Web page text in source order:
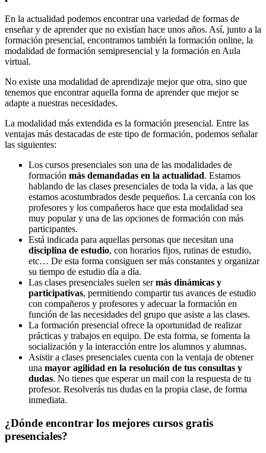
En la actualidad podemos encontrar una variedad de formas de
enseñar y de aprender que no existían hace unos años. Así, junto a la
formación presencial, encontramos también la formación online, la
modalidad de formación semipresencial y la formación en Aula
virtual.
No existe una modalidad de aprendizaje mejor que otra, sino que
tenemos que encontrar aquella forma de aprender que mejor se
adapte a nuestras necesidades.
La modalidad más extendida es la formación presencial. Entre las
ventajas más destacadas de este tipo de formación, podemos señalar
las siguientes:
Los cursos presenciales son una de las modalidades de
formación más demandadas en la actualidad. Estamos
hablando de las clases presenciales de toda la vida, a las que
estamos acostumbrados desde pequeños. La cercanía con los
profesores y los compañeros hace que esta modalidad sea
muy popular y una de las opciones de formación con más
participantes.
Está indicada para aquellas personas que necesitan una
disciplina de estudio, con horarios fijos, rutinas de estudio,
etc… De esta forma consiguen ser más constantes y organizar
su tiempo de estudio día a día.
Las clases presenciales suelen sermás dinámicas y
participativas, permitiendo compartir tus avances de estudio
con compañeros y profesores y adecuar la formación en
función de las necesidades del grupo que asiste a las clases.
La formación presencial ofrece la oportunidad de realizar
prácticas y trabajos en equipo. De esta forma, se fomenta la
socialización y la interacción entre los alumnos y alumnas.
Asistir a clases presenciales cuenta con la ventaja de obtener
una mayor agilidad en la resolución de tus consultas y
dudas. No tienes que esperar un mail con la respuesta de tu
profesor. Resolverás tus dudas en la propia clase, de forma
inmediata.
¿Dónde encontrar los mejores cursos gratis
presenciales?